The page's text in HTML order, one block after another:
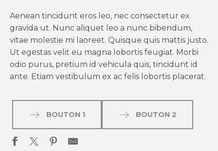
Aenean tincidunt eros leo, nec consectetur ex
gravida ut. Nunc aliquet leo a nunc bibendum,
vitae molestie mi laoreet. Quisque quis mattis justo.
Ut egestas velit eu magna lobortis feugiat. Morbi
odio purus, pretium id vehicula quis, tincidunt id
ante. Etiam vestibulum ex ac felis lobortis placerat.
BOUTON 1 BOUTON 2